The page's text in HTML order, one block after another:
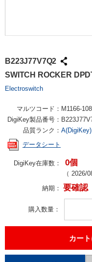
B223J77V7Q2
SWITCH ROCKER
Electroswitch
マルツコード： M1166-
DigiKey製品番号：
品質ランク： A(DigiKey)
データシート
DigiKey在庫数： 0個
（ 2026/
納期： 要確認
購入数量